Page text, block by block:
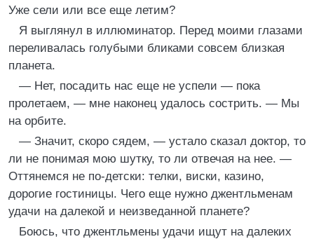
Уже сели или все еще летим?
Я выглянул в иллюминатор. Перед моими глазами
переливалась голубыми бликами совсем близкая
планета.
— Нет, посадить нас еще не успели — пока
пролетаем, — мне наконец удалось сострить. — Мы
на орбите.
— Значит, скоро сядем, — устало сказал доктор, то
ли не понимая мою шутку, то ли отвечая на нее. —
Оттянемся не по-детски: телки, виски, казино,
дорогие гостиницы. Чего еще нужно джентльменам
удачи на далекой и неизведанной планете?
Боюсь, что джентльмены удачи ищут на далеких